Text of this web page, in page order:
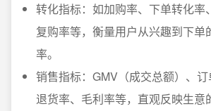
转化指标：如加购率、下单转化率
复购率等，衡量用户从兴趣到下单
率。
销售指标：GMV（成交总额）、订
退货率、毛利率等，直观反映生意